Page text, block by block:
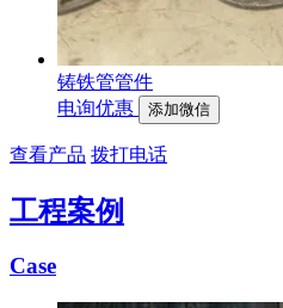
铸铁管管件
电询优惠
添加微信
查看产品 拨打电话
工程案例
Case